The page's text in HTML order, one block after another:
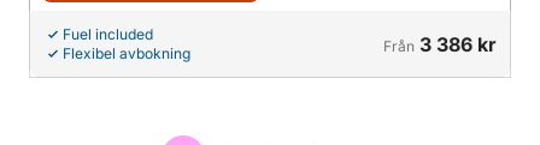
Fuel included
Flexibel avbokning
Från 3 386 kr